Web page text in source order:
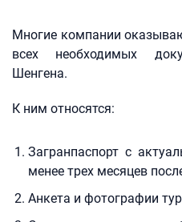
Многие компании
всех необходимых
Шенгена.
К ним относятся:
Загранпаспорт с
менее трех месяцев
Анкета и фотографии